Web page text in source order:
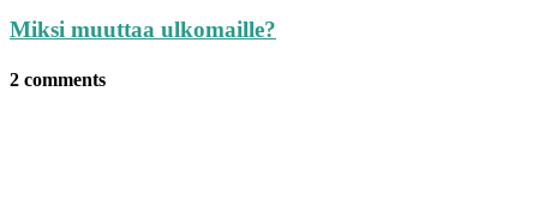
Miksi muuttaa ulkomaille?
2 comments